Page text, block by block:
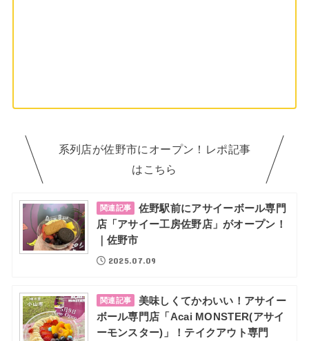
系列店が佐野市にオープン！レポ記事
はこちら
関連記事
佐野駅前にアサイーボール専門
店「アサイー工房佐野店」がオープン！
｜佐野市
2025.07.09
関連記事
美味しくてかわいい！アサイー
ボール専門店「Acai MONSTER(アサイ
ーモンスター)」！テイクアウト専門